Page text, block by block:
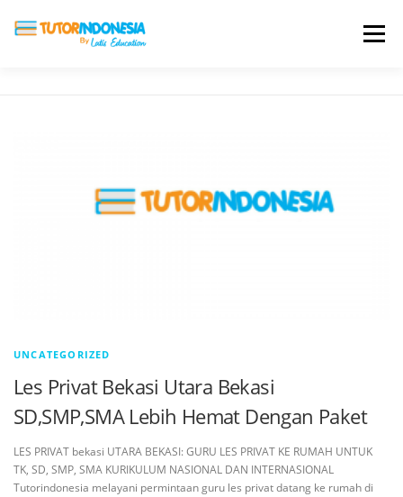
Menu
UNCATEGORIZED
Les Privat Bekasi Utara Bekasi
SD,SMP,SMA Lebih Hemat Dengan Paket
LES PRIVAT bekasi UTARA BEKASI: GURU LES PRIVAT KE RUMAH UNTUK
TK, SD, SMP, SMA KURIKULUM NASIONAL DAN INTERNASIONAL
Tutorindonesia melayani permintaan guru les privat datang ke rumah di